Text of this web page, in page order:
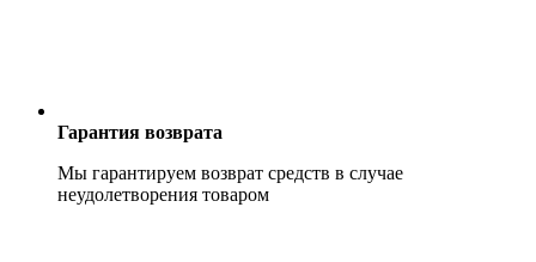
Гарантия возврата
Мы гарантируем возврат средств в случае
неудолетворения товаром